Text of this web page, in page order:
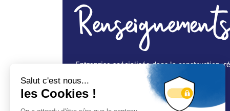
Entreprise spécialisée dans la construction,
Spécialité Construction :
Oui
Spécialité Entretien Maintenance :